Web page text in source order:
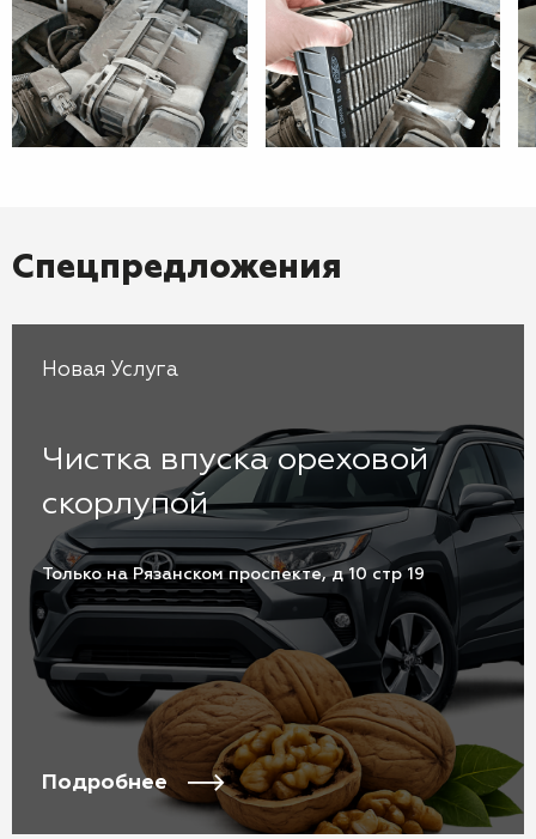
Спецпредложения
Новая Услуга
Чистка впуска ореховой
скорлупой
Только на Рязанском проспекте, д 10 стр 19
Подробнее